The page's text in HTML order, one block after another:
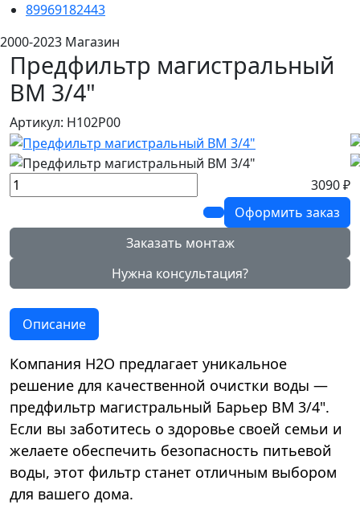
89969182443
2000-2023 Магазин
Предфильтр магистральный
ВМ 3/4"
Артикул: Н102Р00
3090 ₽
Оформить заказ
Заказать монтаж
Нужна консультация?
Описание
Компания Н2О предлагает уникальное
решение для качественной очистки воды —
предфильтр магистральный Барьер ВМ 3/4".
Если вы заботитесь о здоровье своей семьи и
желаете обеспечить безопасность питьевой
воды, этот фильтр станет отличным выбором
для вашего дома.